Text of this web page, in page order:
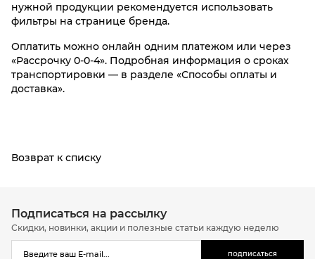
нужной продукции рекомендуется использовать
фильтры на странице бренда.
Оплатить можно онлайн одним платежом или через
«Рассрочку 0-0-4». Подробная информация о сроках
транспортировки — в разделе «Способы оплаты и
доставка».
Возврат к списку
Подписаться на рассылку
Скидки, новинки, акции и полезные статьи каждую неделю
ПОДПИСАТЬСЯ